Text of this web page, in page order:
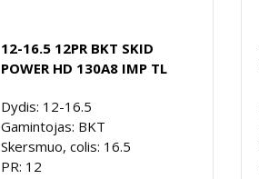
12-16.5 12PR BKT SKID
POWER HD 130A8 IMP TL
Dydis: 12-16.5
Gamintojas: BKT
Skersmuo, colis: 16.5
PR: 12